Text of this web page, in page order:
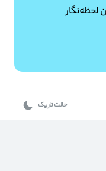
لحظه‌نگار
حالت تاریک